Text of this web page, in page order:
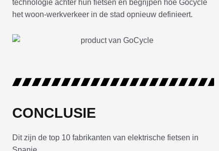
technologie achter hun fietsen en begrijpen hoe Gocycle
het woon-werkverkeer in de stad opnieuw definieert.
CONCLUSIE
Dit zijn de top 10 fabrikanten van elektrische fietsen in